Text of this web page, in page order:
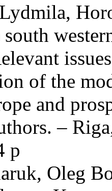
of the
and
–
p
Oleg